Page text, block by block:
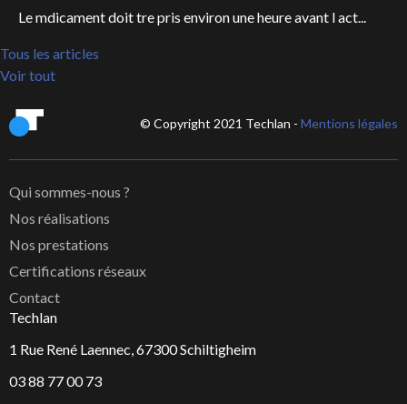
Le mdicament doit tre pris environ une heure avant l act...
Tous les articles
Voir tout
© Copyright 2021 Techlan - Mentions légales
Qui sommes-nous ?
Nos réalisations
Nos prestations
Certifications réseaux
Contact
Techlan
1 Rue René Laennec, 67300 Schiltigheim
03 88 77 00 73